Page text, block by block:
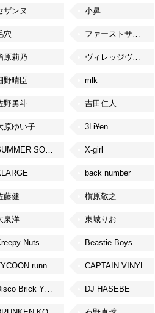
ザンヌ 小鼻
穴 ファーストサマーウイカ
原莉乃 ヴィレッジヴァンガード
野晴臣 mlk
野勇斗 吉田仁人
原ゆい子 3Li¥en
SUMMER SONIC X-girl
back number
藤健 槇原敬之
泉洋 東城りお
Nuts Beastie Boys
TYCOON running CAPTAIN VINYL
Disco Brick YOKOHAMA DJ HASEBE